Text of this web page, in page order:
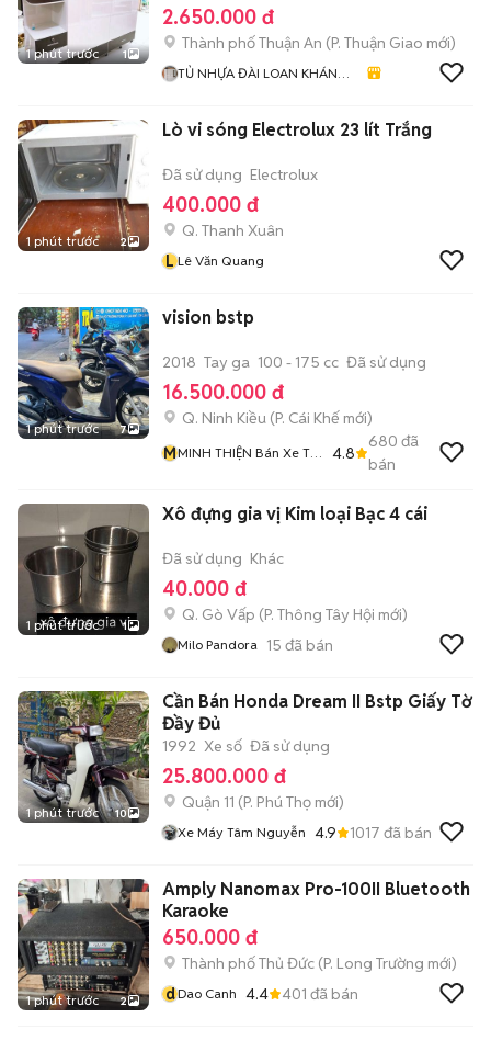
1 phút trước 1
2.650.000 đ
Thành phố Thuận An (P. Thuận Giao mới)
TỦ NHỰA ĐÀI LOAN KHÁNH
1 phút trước 2
Lò vi sóng Electrolux 23 lít Trắng
Đã sử dụng Electrolux
400.000 đ
Q. Thanh Xuân
L Lê Văn Quang
1 phút trước 7
vision bstp
2018 Tay ga 100 - 175 cc Đã sử dụng
16.500.000 đ
Q. Ninh Kiều (P. Cái Khế mới)
MMINH THIỆN Bán Xe Trả
4.8
680 đã
bán
1 phút trước 1
Xô đựng gia vị Kim loại Bạc 4 cái
Đã sử dụng Khác
40.000 đ
Q. Gò Vấp (P. Thông Tây Hội mới)
Milo Pandora 15 đã bán
1 phút trước 10
Cần Bán Honda Dream II Bstp Giấy Tờ
Đầy Đủ
1992 Xe số Đã sử dụng
25.800.000 đ
Quận 11 (P. Phú Thọ mới)
Xe Máy Tâm Nguyễn 4.9 1017 đã bán
1 phút trước 2
Amply Nanomax Pro-100II Bluetooth
Karaoke
650.000 đ
Thành phố Thủ Đức (P. Long Trường mới)
dDao Canh 4.4 401 đã bán